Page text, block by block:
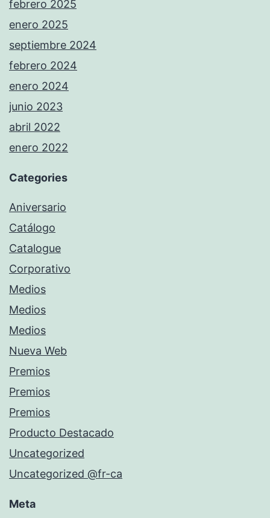
febrero 2025
enero 2025
septiembre 2024
febrero 2024
enero 2024
junio 2023
abril 2022
enero 2022
Categories
Aniversario
Catálogo
Catalogue
Corporativo
Medios
Medios
Medios
Nueva Web
Premios
Premios
Premios
Producto Destacado
Uncategorized
Uncategorized @fr-ca
Meta